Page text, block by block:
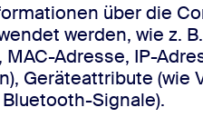
über die
werden, wie z.
Adresse, IP-
Geräteattribute
Signale).